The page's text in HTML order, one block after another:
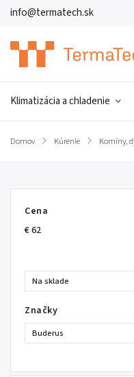
info@termatech.sk
Klimatizácia a chladenie
Domov / Kúrenie / Komíny,
Cena
€62
Na sklade
Značky
Buderus